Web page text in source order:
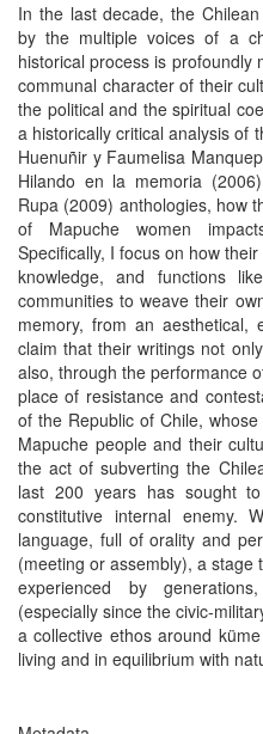
In the last decade, the
by the multiple voices of a
historical process is profoundly
communal character of their
the political and the spiritual
a historically critical analysis of
Huenuñir y Faumelisa
Hilando en la memoria
Rupa (2009) anthologies, how
of Mapuche women
Specifically, I focus on how
knowledge, and functions
communities to weave their
memory, from an aesthetical,
claim that their writings not
also, through the performance
place of resistance and
of the Republic of Chile,
Mapuche people and their
the act of subverting the
last 200 years has sought
constitutive internal enemy.
language, full of orality and
(meeting or assembly), a
experienced by
(especially since the civic-
a collective ethos around
living and in equilibrium with